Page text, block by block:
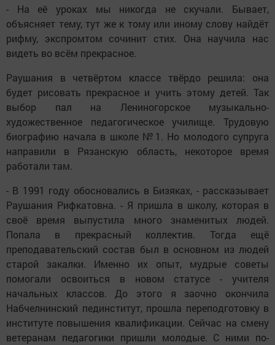
- На её уроках мы никогда не скучали. Бывает,
объясняет тему, тут же к тому или иному слову найдёт
рифму, экспромтом сочинит стих. Она научила нас
видеть во всём прекрасное.
Раушания в четвёртом классе твёрдо решила: она
будет рисовать прекрасное и учить этому детей. Так
выбор пал на Лениногорское музыкально-
художественное педагогическое училище. Трудовую
биографию начала в школе №1. Но молодого супруга
направили в Рязанскую область, некоторое время
работали там.
- В 1991 году обосновались в Бизяках, - рассказывает
Раушания Рифкатовна. - Я пришла в школу, которая в
своё время выпустила много знаменитых людей.
Попала в прекрасный коллектив. Тогда ещё
преподавательский состав был в основном из людей
старой закалки. Именно их опыт, мудрые советы
помогали освоиться в новом статусе - учителя
начальных классов. До этого я заочно окончила
Набчелнинский пединститут, прошла переподготовку в
институте повышения квалификации. Сейчас на смену
ветеранам педагогики пришли молодые. С ними по-